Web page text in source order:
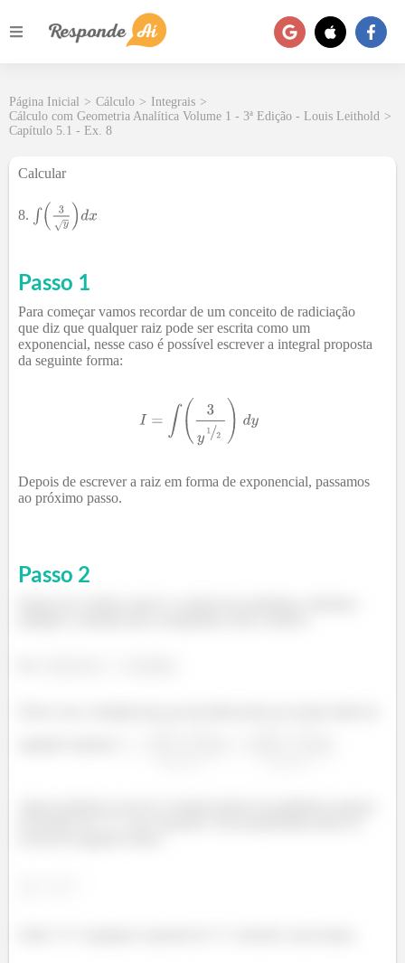
Página Inicial > Cálculo > Integrais >
Cálculo com Geometria Analítica Volume 1 - 3ª Edição - Louis Leithold >
Capítulo 5.1 - Ex. 8
Calcular
8.
Passo 1
Para começar vamos recordar de um conceito de radiciação
que diz que qualquer raiz pode ser escrita como um
exponencial, nesse caso é possível escrever a integral proposta
da seguinte forma:
Depois de escrever a raiz em forma de exponencial, passamos
ao próximo passo.
Passo 2